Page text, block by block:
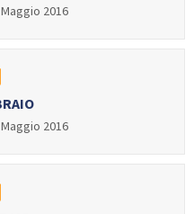
2016
2016